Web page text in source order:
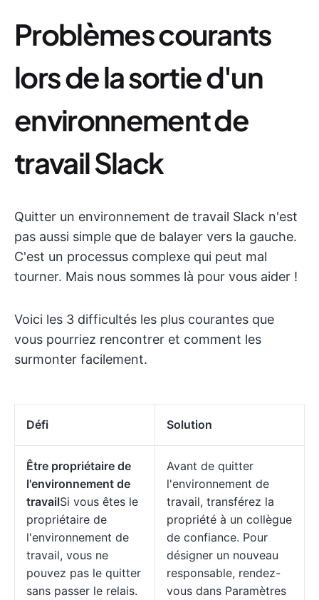
Problèmes courants
lors de la sortie d'un
environnement de
travail Slack
Quitter un environnement de travail Slack n'est
pas aussi simple que de balayer vers la gauche.
C'est un processus complexe qui peut mal
tourner. Mais nous sommes là pour vous aider !
Voici les 3 difficultés les plus courantes que
vous pourriez rencontrer et comment les
surmonter facilement.
Défi Solution
Être propriétaire de
l'environnement de
travailSi vous êtes le
propriétaire de
l'environnement de
travail, vous ne
pouvez pas le quitter
sans passer le relais.
Avant de quitter
l'environnement de
travail, transférez la
propriété à un collègue
de confiance. Pour
désigner un nouveau
responsable, rendez-
vous dans Paramètres